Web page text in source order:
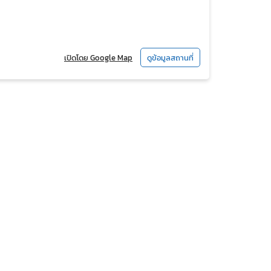
เปิดโดย Google Map ดูข้อมูลสถานที่